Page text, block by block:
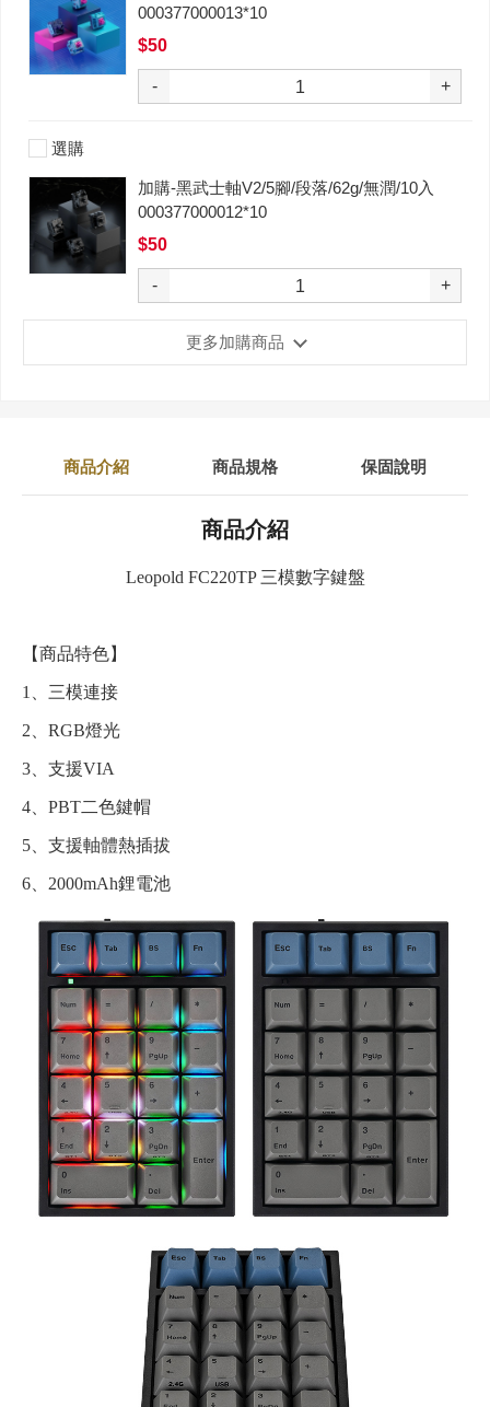
000377000013*10
$50
- +
選購
加購-黑武士軸V2/5腳/段落/62g/無潤/10入
000377000012*10
$50
- +
更多加購商品
商品介紹 商品規格 保固說明
商品介紹
Leopold FC220TP 三模數字鍵盤
【商品特色】
1、三模連接
2、RGB燈光
3、支援VIA
4、PBT二色鍵帽
5、支援軸體熱插拔
6、2000mAh鋰電池